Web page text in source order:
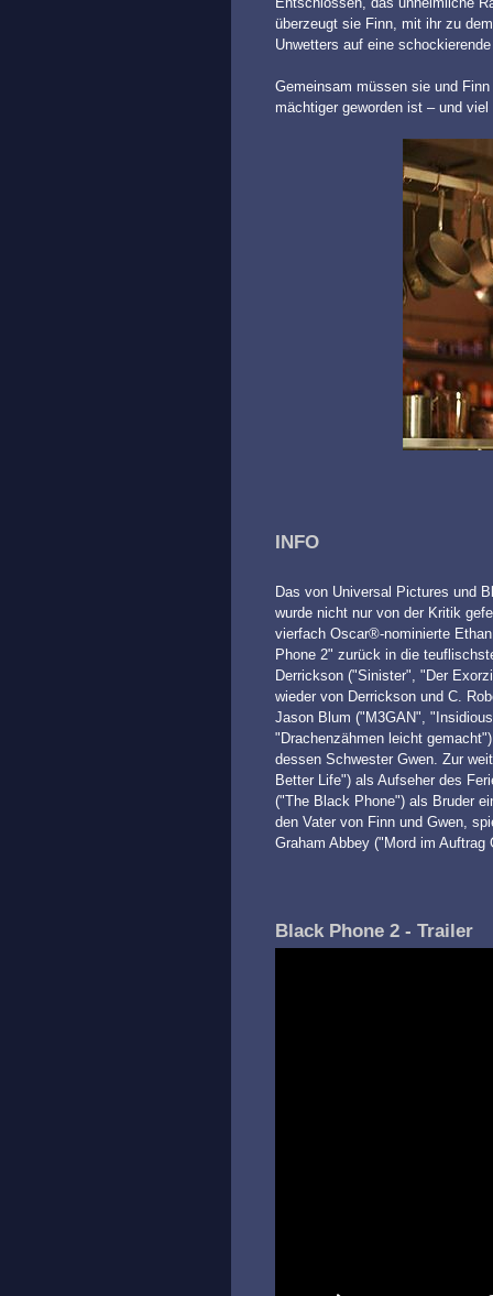
überzeugt sie Finn, mit ihr zu
Unwetters auf eine
Gemeinsam müssen sie und
mächtiger geworden ist – und
INFO
Das von Universal Pictures und
wurde nicht nur von der Kritik
vierfach Oscar®-nominierte
Phone 2" zurück in die
Derrickson ("Sinister", "Der
wieder von Derrickson und C.
Jason Blum ("M3GAN",
"Drachenzähmen leicht
dessen Schwester Gwen. Zur
Better Life") als Aufseher des
("The Black Phone") als Bruder
den Vater von Finn und Gwen,
Graham Abbey ("Mord im Auftrag
Black Phone 2 - Trailer